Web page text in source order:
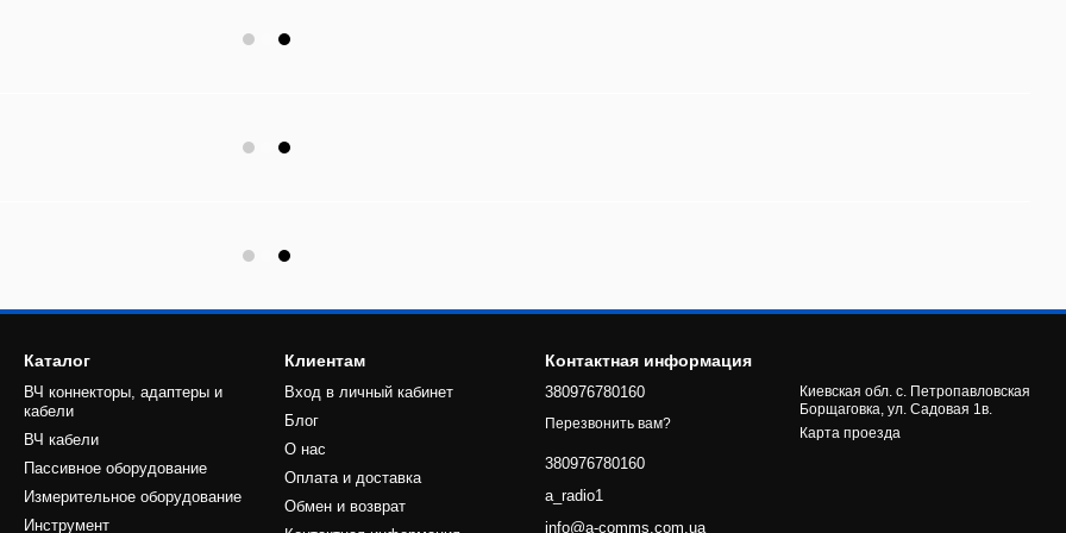
Каталог
ВЧ коннекторы, адаптеры и
кабели
ВЧ кабели
Пассивное оборудование
Измерительное оборудование
Инструмент
Клиентам
Вход в личный кабинет
Блог
О нас
Оплата и доставка
Обмен и возврат
Контактная информация
380976780160
Перезвонить вам?
380976780160
a_radio1
info@a-comms.com.ua
Киевская обл. с. Петропавловская
Борщаговка, ул. Садовая 1в.
Карта проезда